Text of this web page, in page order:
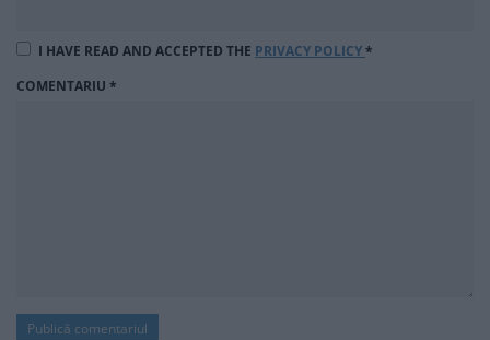
I HAVE READ AND ACCEPTED THE PRIVACY POLICY*
COMENTARIU *